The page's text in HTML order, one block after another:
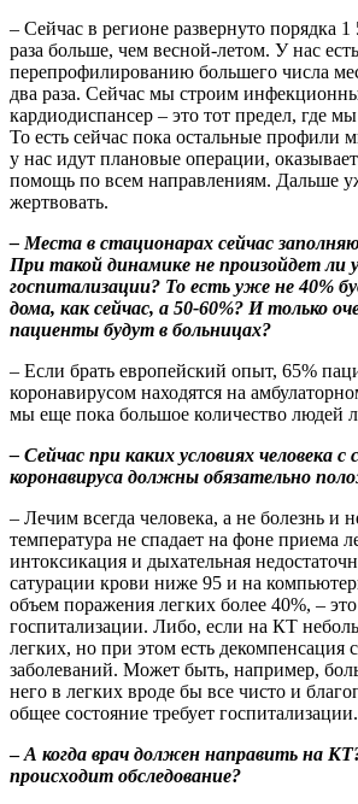
– Сейчас в регионе развернуто порядка
раза больше, чем весной-летом. У нас
перепрофилированию большего числа
два раза. Сейчас мы строим
кардиодиспансер – это тот предел, где
То есть сейчас пока остальные профили
у нас идут плановые операции,
помощь по всем направлениям. Дальше
жертвовать.
– Места в стационарах сейчас
При такой динамике не произойдет ли
госпитализации? То есть уже не 40%
дома, как сейчас, а 50-60%? И только
пациенты будут в больницах?
– Если брать европейский опыт, 65%
коронавирусом находятся на
мы еще пока большое количество людей
– Сейчас при каких условиях человека
коронавируса должны обязательно
– Лечим всегда человека, а не болезнь и
температура не спадает на фоне приема
интоксикация и дыхательная
сатурации крови ниже 95 и на
объем поражения легких более 40%, –
госпитализации. Либо, если на КТ
легких, но при этом есть декомпенсация
заболеваний. Может быть, например,
него в легких вроде бы все чисто и
общее состояние требует госпитализации.
–А когда врач должен направить на
происходит обследование?